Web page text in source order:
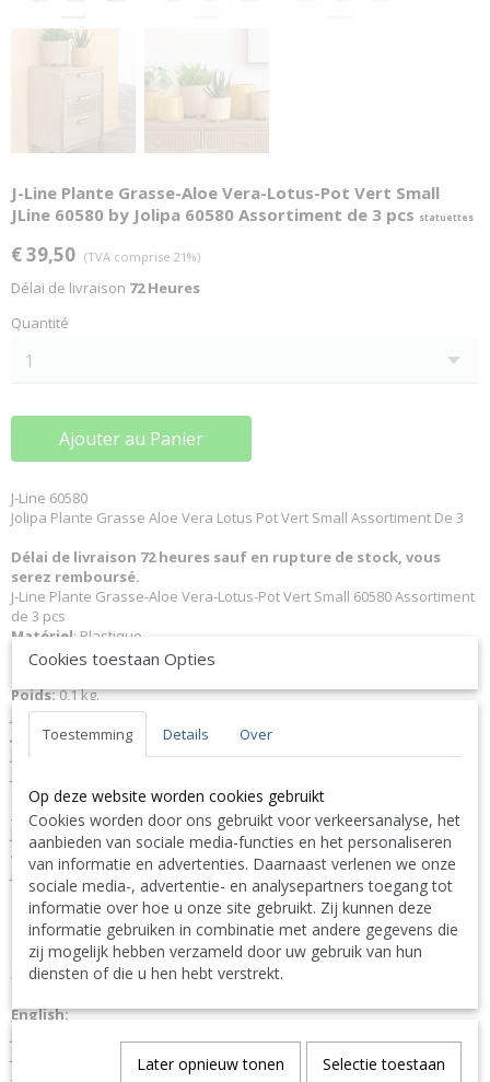
J-Line Plante Grasse-Aloe Vera-Lotus-Pot Vert Small
JLine 60580 by Jolipa 60580 Assortiment de 3 pcs statuettes
€ 39,50 (TVA comprise 21%)
Délai de livraison 72 Heures
Quantité
Ajouter au Panier
J-Line 60580
Jolipa Plante Grasse Aloe Vera Lotus Pot Vert Small Assortiment De 3
Délai de livraison 72 heures sauf en rupture de stock, vous
serez remboursé.
J-Line Plante Grasse-Aloe Vera-Lotus-Pot Vert Small 60580 Assortiment
de 3 pcs
Matériel: Plastique.
Couleur:Blanc - Vert.
L12xB12xH21 cm
Poids:0,1 kg.
J-Line JLine by Jolipa Collection
JLine J-Line Code à barres EAN
5415203605801 J-Line 60580 JL-60580
Jolipa 60580 JO60580
Français :
J-Line by Jolipa Plante Grasse/Aloe Vera/Lotus + Pot Vert Small
Assortiment De 3
J-Line statuettes
Nous livrons aussi à l'étranger. N'hésitez pas à nous contacter
||We ship also abroad. Feel free to contact us|| Wir liefern
auch im Ausland. Bitte kontaktieren Sie uns. TEL: 0032 9 378 24
30 orContact Bcosy 1 CLICK HERE !
English:
J Line Crassula/Aloe Vera/Lotus+Pot Green Small Assortment Of 3
Cookies toestaan Opties
Toestemming Details Over
Op deze website worden cookies gebruikt
Cookies worden door ons gebruikt voor verkeersanalyse, het
aanbieden van sociale media-functies en het personaliseren
van informatie en advertenties. Daarnaast verlenen we onze
sociale media-, advertentie- en analysepartners toegang tot
informatie over hoe u onze site gebruikt. Zij kunnen deze
informatie gebruiken in combinatie met andere gegevens die
zij mogelijk hebben verzameld door uw gebruik van hun
diensten of die u hen hebt verstrekt.
Later opnieuw tonen Selectie toestaan